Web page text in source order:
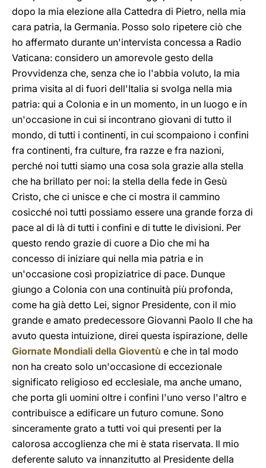
dopo la mia elezione alla Cattedra di Pietro, nella mia
cara patria, la Germania. Posso solo ripetere ciò che
ho affermato durante un'intervista concessa a Radio
Vaticana: considero un amorevole gesto della
Provvidenza che, senza che io l'abbia voluto, la mia
prima visita al di fuori dell'Italia si svolga nella mia
patria: qui a Colonia e in un momento, in un luogo e in
un'occasione in cui si incontrano giovani di tutto il
mondo, di tutti i continenti, in cui scompaiono i confini
fra continenti, fra culture, fra razze e fra nazioni,
perché noi tutti siamo una cosa sola grazie alla stella
che ha brillato per noi: la stella della fede in Gesù
Cristo, che ci unisce e che ci mostra il cammino
cosicché noi tutti possiamo essere una grande forza di
pace al di là di tutti i confini e di tutte le divisioni. Per
questo rendo grazie di cuore a Dio che mi ha
concesso di iniziare qui nella mia patria e in
un'occasione così propiziatrice di pace. Dunque
giungo a Colonia con una continuità più profonda,
come ha già detto Lei, signor Presidente, con il mio
grande e amato predecessore Giovanni Paolo II che ha
avuto questa intuizione, direi questa ispirazione, delle
Giornate Mondiali della Gioventù e che in tal modo
non ha creato solo un'occasione di eccezionale
significato religioso ed ecclesiale, ma anche umano,
che porta gli uomini oltre i confini l'uno verso l'altro e
contribuisce a edificare un futuro comune. Sono
sinceramente grato a tutti voi qui presenti per la
calorosa accoglienza che mi è stata riservata. Il mio
deferente saluto va innanzitutto al Presidente della